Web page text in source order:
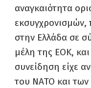
αναγκαιότητα
εκσυγχρονισμών,
στην Ελλάδα σε
μέλη της ΕΟΚ,
συνείδηση είχε
του ΝΑΤΟ και